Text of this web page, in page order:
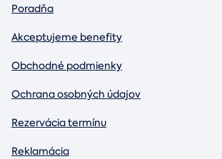
Poradňa
Akceptujeme benefity
Obchodné podmienky
Ochrana osobných údajov
Rezervácia termínu
Reklamácia